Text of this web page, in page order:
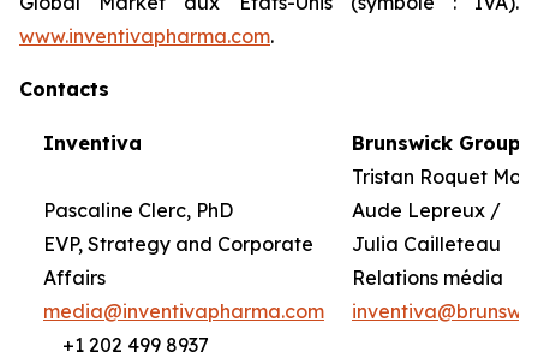
www.inventivapharma.com.
Contacts
Inventiva
Pascaline Clerc, PhD
EVP, Strategy and Corporate
Affairs
media@inventivapharma.com
+1 202 499 8937
Brunswick Group
Tristan Roquet
Aude Lepreux /
Julia Cailleteau
Relations média